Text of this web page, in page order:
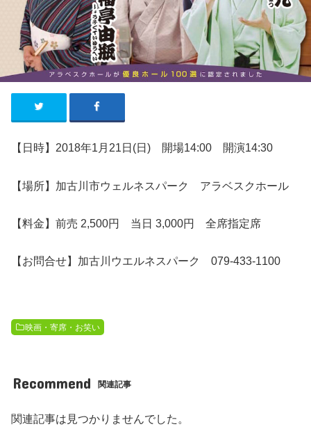
【日時】2018年1月21日(日) 開場14:00 開演14:30
【場所】加古川市ウェルネスパーク アラベスクホール
【料金】前売 2,500円 当日 3,000円 全席指定席
【お問合せ】加古川ウエルネスパーク 079-433-1100
映画・寄席・お笑い
Recommend 関連記事
関連記事は見つかりませんでした。